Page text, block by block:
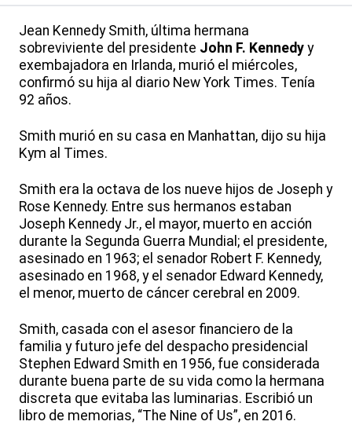
Jean Kennedy Smith, última hermana
sobreviviente del presidente John F. Kennedy y
exembajadora en Irlanda, murió el miércoles,
confirmó su hija al diario New York Times. Tenía
92 años.
Smith murió en su casa en Manhattan, dijo su hija
Kym al Times.
Smith era la octava de los nueve hijos de Joseph y
Rose Kennedy. Entre sus hermanos estaban
Joseph Kennedy Jr., el mayor, muerto en acción
durante la Segunda Guerra Mundial; el presidente,
asesinado en 1963; el senador Robert F. Kennedy,
asesinado en 1968, y el senador Edward Kennedy,
el menor, muerto de cáncer cerebral en 2009.
Smith, casada con el asesor financiero de la
familia y futuro jefe del despacho presidencial
Stephen Edward Smith en 1956, fue considerada
durante buena parte de su vida como la hermana
discreta que evitaba las luminarias. Escribió un
libro de memorias, “The Nine of Us”, en 2016.